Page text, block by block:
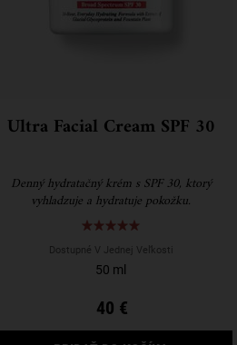
Ultra Facial Cream SPF 30
Denný hydratačný krém s SPF 30, ktorý
vyhladzuje a hydratuje pokožku.
Dostupné V Jednej Veľkosti
50 ml
40 €